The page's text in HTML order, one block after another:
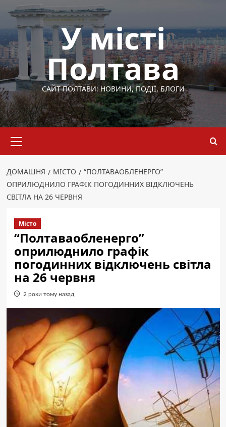
Перейти
вмісту
У місті
Полтава
САЙТ ПОЛТАВИ: НОВИНИ, ПОДІЇ, БЛОГИ
меню
ДОМАШНЯ МІСТО
“ПОЛТАВАОБЛЕНЕРГО”
ОПРИЛЮДНИЛО ГРАФІК ПОГОДИННИХ ВІДКЛЮЧЕНЬ
СВІТЛА НА 26 ЧЕРВНЯ
Місто
“Полтаваобленерго”
оприлюднило графік
погодинних відключень світла
на 26 червня
2 роки тому назад